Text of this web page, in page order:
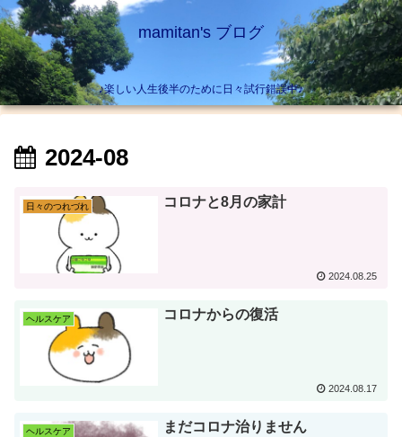
mamitan's ブログ
♪楽しい人生後半のために日々試行錯誤中♪
2024-08
日々のつれづれ コロナと8月の家計
2024.08.25
ヘルスケア コロナからの復活
2024.08.17
ヘルスケア まだコロナ治りません